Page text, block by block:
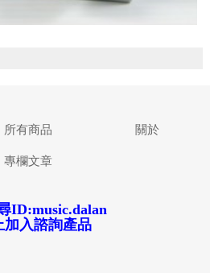
所有商品 關於
專欄文章
ID:music.dalan
加入諮詢產品